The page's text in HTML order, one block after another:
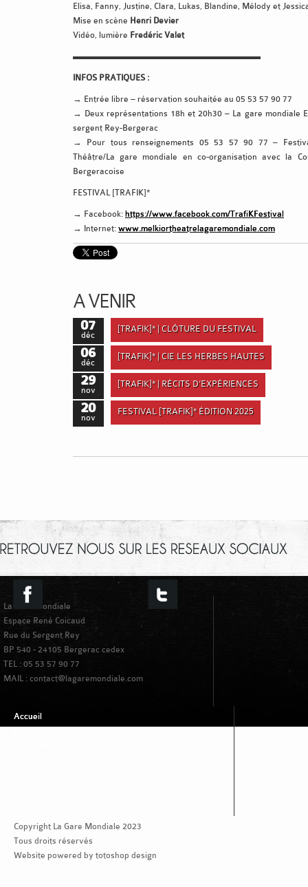
Elisa, Fanny, Justine, Clara, Lukas, Blandine, Mélody et
Mise en scène Henri Devier
Vidéo, lumière Fredéric Valet
▬▬▬▬▬▬▬▬▬▬▬▬▬▬▬▬▬▬▬▬▬
INFOS PRATIQUES :
→ Entrée libre – réservation souhaitée au 05 53 57 90 77
→ Deux représentations 18h et 20h30 – La gare mondiale
sergent Rey-Bergerac
→ Pour tous renseignements 05 53 57 90 77 –
Théâtre/La gare mondiale en co-organisation avec la
Bergeracoise
FESTIVAL [TRAFIK]*
→ Facebook: https://www.facebook.com/TrafiKFestival
→ Internet: www.melkiortheatrelagaremondiale.com
A VENIR
07
déc
[TRAFIK]* | CLÔTURE DU FESTIVAL
06
déc
[TRAFIK]* | CIE LES HERBES HAUTES
29
nov
[TRAFIK]* | RÉCITS D’EXPÉRIENCES
20
nov
FESTIVAL [TRAFIK]* ÉDITION 2025
La Gare Mondiale
Espace René Coicaud
Rue du Sergent Rey
BP 540 - 24105 Bergerac cedex
TEL : 05 53 57 90 77
MAIL : contact@lagaremondiale.com
Accueil
Copyright La Gare Mondiale 2023
Tous droits réservés
Website powered by totoshop design